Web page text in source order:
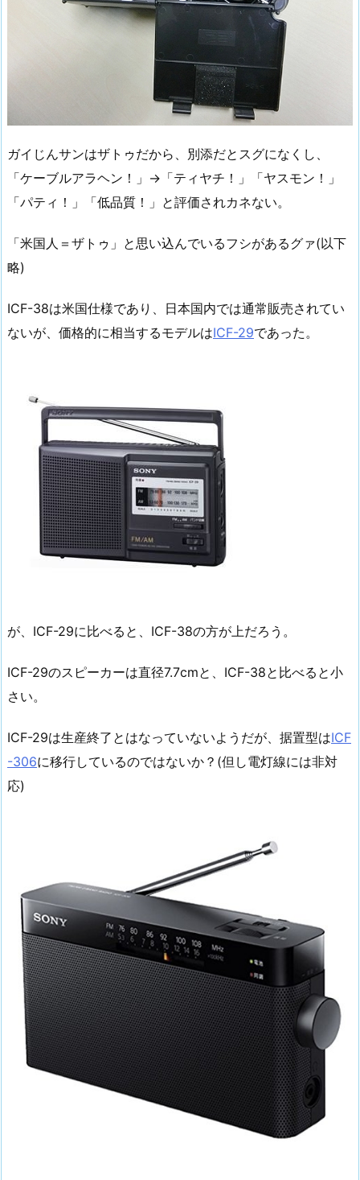
ガイじんサンはザトゥだから、別添だとスグになくし、
「ケーブルアラヘン！」→「ティヤチ！」「ヤスモン！」
「パティ！」「低品質！」と評価されカネない。
「米国人＝ザトゥ」と思い込んでいるフシがあるグァ(以下
略)
ICF-38は米国仕様であり、日本国内では通常販売されてい
ないが、価格的に相当するモデルはICF-29であった。
が、ICF-29に比べると、ICF-38の方が上だろう。
ICF-29のスピーカーは直径7.7cmと、ICF-38と比べると小
さい。
ICF-29は生産終了とはなっていないようだが、据置型はICF
-306に移行しているのではないか？(但し電灯線には非対
応)